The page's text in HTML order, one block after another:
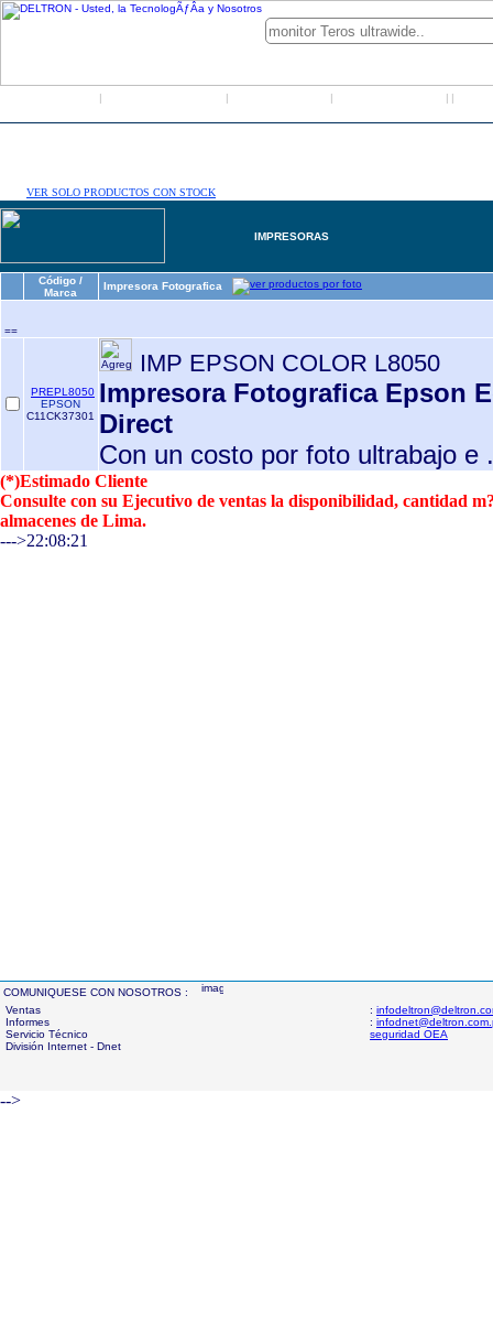
| | | | |
VER SOLO PRODUCTOS CON STOCK
IMPRESORAS
Código /
Marca
Impresora Fotografica
==
PREPL8050
EPSON
C11CK37301
IMP EPSON COLOR L8050
Impresora Fotografica Epson
Direct
Con un costo por foto ultrabajo
(*)Estimado Cliente
Consulte con su Ejecutivo de ventas la disponibilidad, cantidad
almacenes de Lima.
--->22:08:21
COMUNIQUESE CON NOSOTROS :
Ventas
Informes
Servicio Técnico
División Internet - Dnet
:
:
seguridad OEA
-->